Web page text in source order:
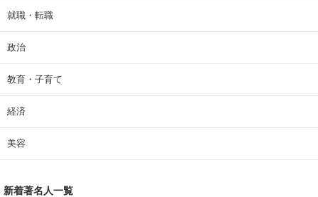
就職・転職
政治
教育・子育て
経済
美容
新着著名人一覧